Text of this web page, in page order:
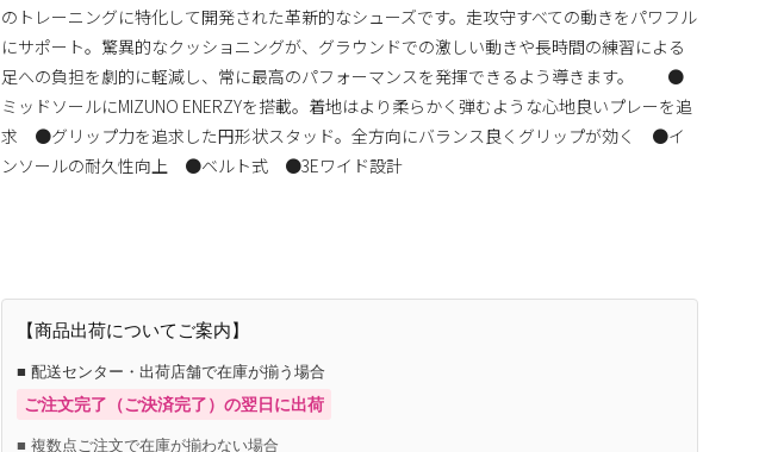
のトレーニングに特化して開発された革新的なシューズです。走攻守すべての動きをパワフル
にサポート。驚異的なクッショニングが、グラウンドでの激しい動きや長時間の練習による
足への負担を劇的に軽減し、常に最高のパフォーマンスを発揮できるよう導きます。 ●
ミッドソールにMIZUNO ENERZYを搭載。着地はより柔らかく弾むような心地良いプレーを追
求 ●グリップ力を追求した円形状スタッド。全方向にバランス良くグリップが効く ●イ
ンソールの耐久性向上 ●ベルト式 ●3Eワイド設計
【商品出荷についてご案内】
■ 配送センター・出荷店舗で在庫が揃う場合
ご注文完了（ご決済完了）の翌日に出荷
■ 複数点ご注文で在庫が揃わない場合